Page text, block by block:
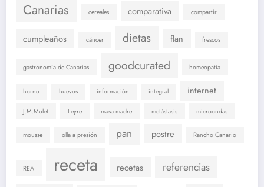
Canarias cereales comparativa compartir
cumpleaños cáncer dietas flan frescos
gastronomía de Canarias goodcurated homeopatia
horno huevos información integral internet
J.M.Mulet Leyre masa madre metástasis microondas
mousse olla a presión pan postre Rancho Canario
REA receta recetas
referencias